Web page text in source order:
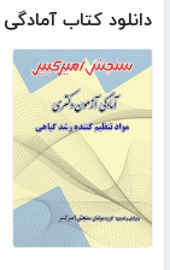
دانلود کتاب